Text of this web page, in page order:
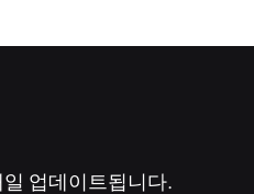
업데이트됩니다.